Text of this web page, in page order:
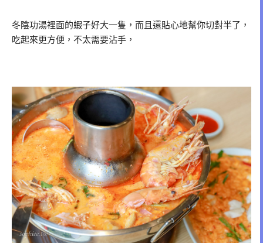
冬陰功湯裡面的蝦子好大一隻，而且還貼心地幫你切對半了，
吃起來更方便，不太需要沾手，